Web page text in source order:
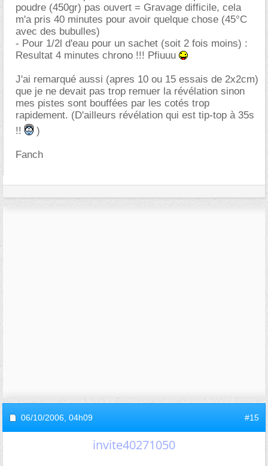
poudre (450gr) pas ouvert = Gravage difficile, cela
m'a pris 40 minutes pour avoir quelque chose (45°C
avec des bubulles)
- Pour 1/2l d'eau pour un sachet (soit 2 fois moins) :
Resultat 4 minutes chrono !!! Pfiuuu
J'ai remarqué aussi (apres 10 ou 15 essais de 2x2cm)
que je ne devait pas trop remuer la révélation sinon
mes pistes sont bouffées par les cotés trop
rapidement. (D'ailleurs révélation qui est tip-top à 35s
!!
)
Fanch
06/10/2006, 04h09 #15
invite40271050